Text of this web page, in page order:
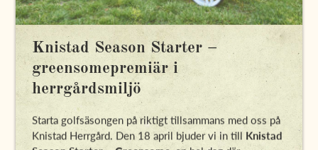
Knistad Season Starter –
greensomepremiär i
herrgårdsmiljö
Starta golfsäsongen på riktigt tillsammans med oss på
Knistad Herrgård. Den 18 april bjuder vi in till Knistad